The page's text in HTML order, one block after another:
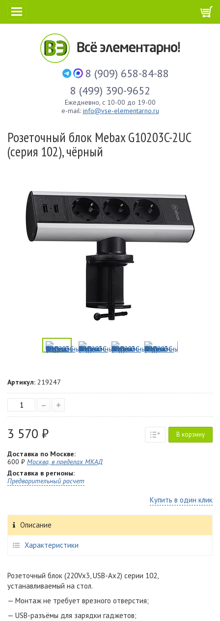
8 (909) 658-84-88
8 (499) 390-9652
Ежедневно, с 10-00 до 19-00
e-mail: info@vse-elementarno.ru
Розеточный блок Mebax G10203C-2UC
(серия 102), чёрный
Артикул: 219247
– +
3 570 ₽ В корзину
Доставка по Москве:
600 ₽ Москва, в пределах МКАД
Доставка в регионы:
Предварительный расчет
Купить в один клик
Описание
Характеристики
Розеточный блок (220Vx3, USB-Ax2) серии 102,
устанавливаемый на стол.
— Монтаж не требует врезного отверстия;
— USB-разъёмы для зарядки гаджетов;